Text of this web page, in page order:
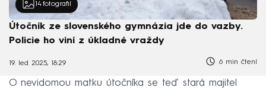
14 fotografií
Útočník ze slovenského gymnázia jde do vazby.
Policie ho viní z úkladné vraždy
19. led 2025, 18:29 6 min čtení
O nevidomou matku útočníka se teď stará majitel